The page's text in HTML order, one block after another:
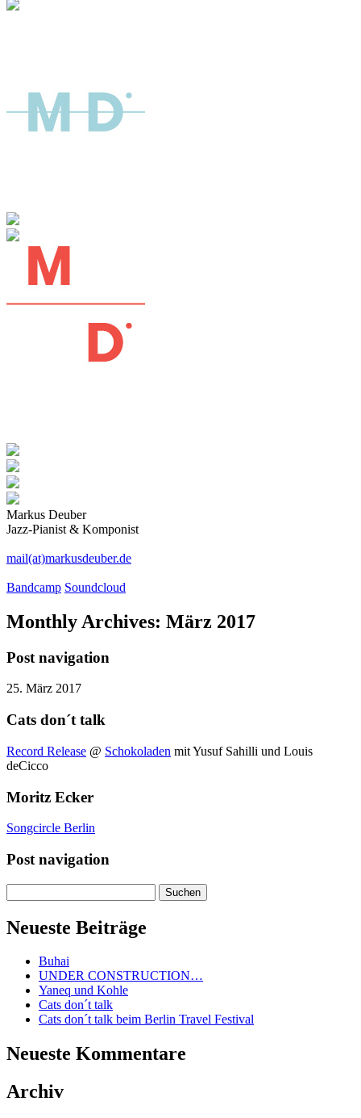
Markus Deuber
Jazz-Pianist & Komponist
mail(at)markusdeuber.de
Bandcamp Soundcloud
Monthly Archives: März 2017
Post navigation
25. März 2017
Cats don´t talk
Record Release @ Schokoladen mit Yusuf Sahilli und Louis
deCicco
Moritz Ecker
Songcircle Berlin
Post navigation
nach:
Neueste Beiträge
Buhai
UNDER CONSTRUCTION…
Yaneq und Kohle
Cats don´t talk
Cats don´t talk beim Berlin Travel Festival
Neueste Kommentare
Archiv